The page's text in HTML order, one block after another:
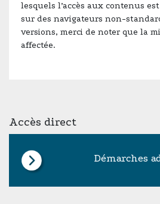
lesquels l’accès aux contenus
sur des navigateurs non-
versions, merci de noter que la
affectée.
Accès direct
Démarches